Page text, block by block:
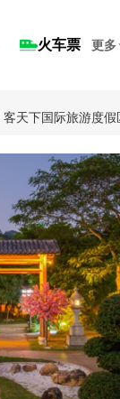
火车票 更多
客天下国际旅游度